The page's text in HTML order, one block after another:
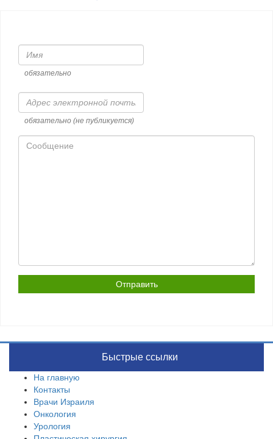
Имя
обязательно
Адрес
электронной
почты
обязательно (не публикуется)
Сообщение
Быстрые ссылки
На главную
Контакты
Врачи Израиля
Онкология
Урология